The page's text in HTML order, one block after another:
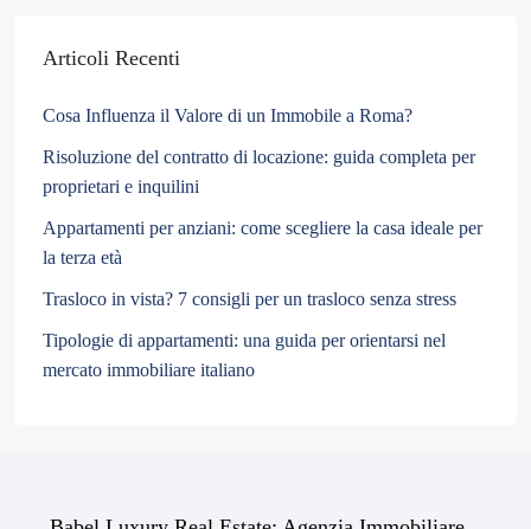
Articoli Recenti
Cosa Influenza il Valore di un Immobile a Roma?
Risoluzione del contratto di locazione: guida completa per
proprietari e inquilini
Appartamenti per anziani: come scegliere la casa ideale per
la terza età
Trasloco in vista? 7 consigli per un trasloco senza stress
Tipologie di appartamenti: una guida per orientarsi nel
mercato immobiliare italiano